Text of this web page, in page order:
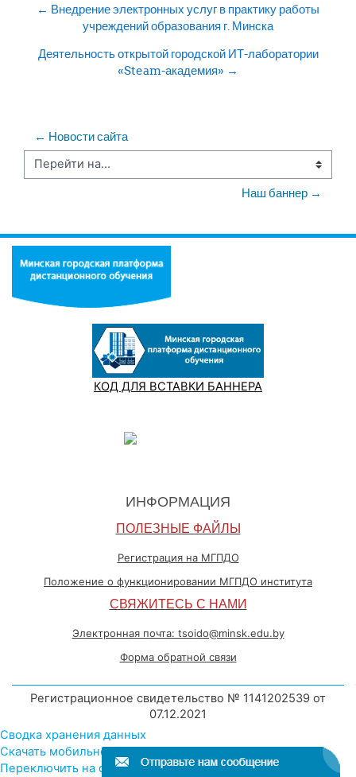
← Внедрение электронных услуг в практику работы
учреждений образования г. Минска
Деятельность открытой городской ИТ-лаборатории
«Steam-академия» →
← Новости сайта
Перейти на...
Наш баннер →
КОД ДЛЯ ВСТАВКИ БАННЕРА
ИНФОРМАЦИЯ
ПОЛЕЗНЫЕ ФАЙЛЫ
Регистрация на МГПДО
Положение о функционировании МГПДО института
СВЯЖИТЕСЬ С НАМИ
Электронная почта: tsoido@minsk.edu.by
Форма обратной связи
Регистрационное свидетельство № 1141202539 от
07.12.2021
Сводка хранения данных
Скачать мобильное приложение
Переключить на стандартную тему